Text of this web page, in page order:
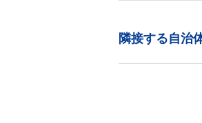
隣接する自治